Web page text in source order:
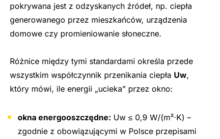
pokrywana jest z odzyskanych źródeł, np. ciepła
generowanego przez mieszkańców, urządzenia
domowe czy promieniowanie słoneczne.
Różnice między tymi standardami określa przede
wszystkim współczynnik przenikania ciepła Uw,
który mówi, ile energii „ucieka” przez okno:
okna energooszczędne: Uw ≤ 0,9 W/(m²·K) –
zgodnie z obowiązującymi w Polsce przepisami